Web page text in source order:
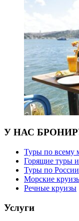
У НАС
Туры по всему
Горящие туры
Туры по России
Морские
Речные круизы
Услуги